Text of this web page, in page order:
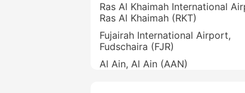
Ras Al Khaimah International
Ras Al Khaimah (RKT)
Fujairah International Airport,
Fudschaira (FJR)
Al Ain, Al Ain (AAN)